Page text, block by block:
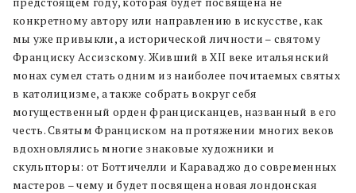
конкретному автору или направлению в искусстве, как
мы уже привыкли, а исторической личности – святому
Франциску Ассизскому. Живший в XII веке итальянский
монах сумел стать одним из наиболее почитаемых святых
в католицизме, а также собрать вокруг себя
могущественный орден францисканцев, названный в его
честь. Святым Франциском на протяжении многих веков
вдохновлялись многие знаковые художники и
скульпторы: от Боттичелли и Караваджо до современных
мастеров – чему и будет посвящена новая лондонская